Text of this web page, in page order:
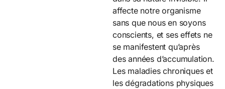
affecte notre organisme
sans que nous en soyons
conscients, et ses effets ne
se manifestent qu’après
des années d’accumulation.
Les maladies chroniques et
les dégradations physiques